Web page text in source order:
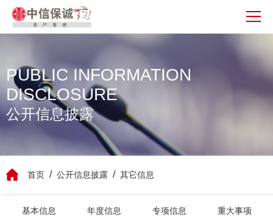
PUBLIC INFORMATION
DISCLOSURE
公开信息披露
首页 公开信息披露 其它信息
基本信息 年度信息 专项信息 重大事项